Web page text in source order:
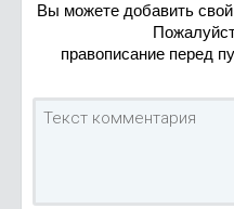
Вы можете добавить
правописание перед